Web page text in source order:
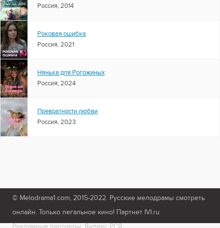
Россия, 2014
Роковая ошибка
Россия, 2021
Нянька для Рогожиных
Россия, 2024
Превратности любви
Россия, 2023
© Melodrama1.com, 2015-2022. Русские мелодрамы смотреть
онлайн. Только легальное кино! Партнет IVI.ru
Рекламные партнеры: Яндекс РСЯ